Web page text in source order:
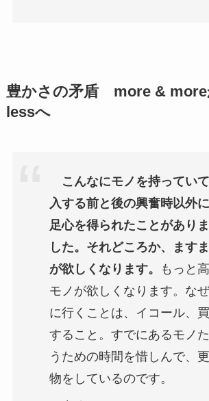
豊かさの矛盾 more &
lessへ
こんなにモノを持ってい
入する前と後の興奮時以外
足心を得られたことがあり
した。それどころか、ます
が欲しくなります。
もっと
モノが欲しくなります。な
に行くことは、イコール、
すること。すでにあるモノ
うための時間を惜しんで、
物をしているのです。